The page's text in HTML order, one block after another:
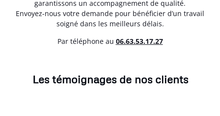
garantissons un accompagnement de qualité.
Envoyez-nous votre demande pour bénéficier d’un travail
soigné dans les meilleurs délais.
Par téléphone au 06.63.53.17.27
Les témoignages de nos clients